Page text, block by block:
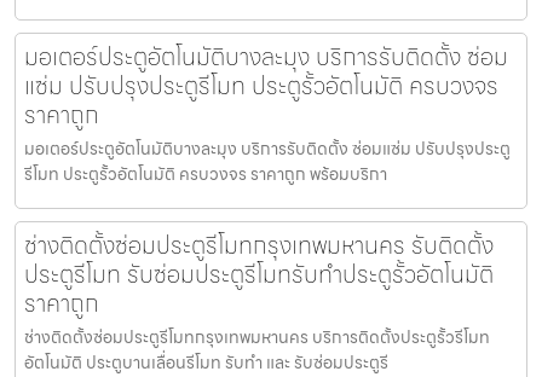
มอเตอร์ประตูอัตโนมัติบางละมุง บริการรับติดตั้ง ซ่อม
แซ่ม ปรับปรุงประตูรีโมท ประตูรั้วอัตโนมัติ ครบวงจร
ราคาถูก
มอเตอร์ประตูอัตโนมัติบางละมุง บริการรับติดตั้ง ซ่อมแซ่ม ปรับปรุงประตู
รีโมท ประตูรั้วอัตโนมัติ ครบวงจร ราคาถูก พร้อมบริกา
ช่างติดตั้งซ่อมประตูรีโมทกรุงเทพมหานคร รับติดตั้ง
ประตูรีโมท รับซ่อมประตูรีโมทรับทำประตูรั้วอัตโนมัติ
ราคาถูก
ช่างติดตั้งซ่อมประตูรีโมทกรุงเทพมหานคร บริการติดตั้งประตูรั้วรีโมท
อัตโนมัติ ประตูบานเลื่อนรีโมท รับทำ และ รับซ่อมประตูรี